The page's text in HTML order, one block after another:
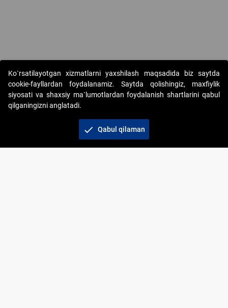
Copyright © 2017-2026. "Elektron onlayn-auksionlarni
tashkil etish" AJ. Barcha huquqlar himoyalangan
Ko`rsatilayotgan xizmatlarni yaxshilash maqsadida biz saytda
cookie-fayllardan foydalanamiz. Saytda qolishingiz, maxfiylik
siyosati va shaxsiy ma`lumotlardan foydalanish shartlarini qabul
qilganingizni anglatadi.
check Qabul qilaman